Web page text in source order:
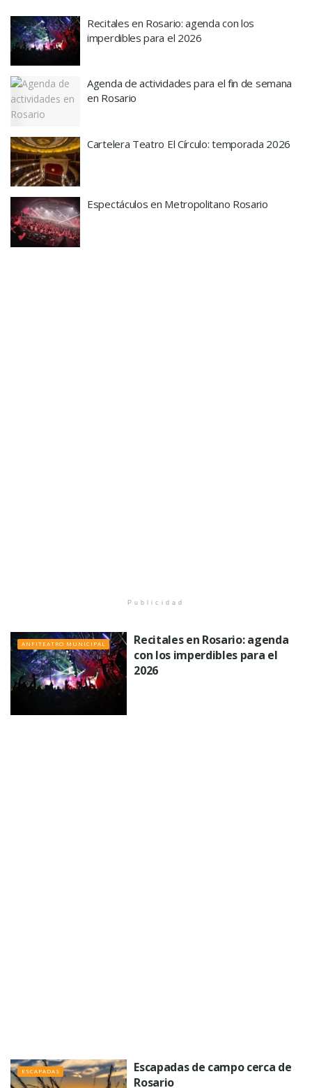
Recitales en Rosario: agenda con los
imperdibles para el 2026
Agenda de actividades para el fin de semana
en Rosario
Cartelera Teatro El Círculo: temporada 2026
Espectáculos en Metropolitano Rosario
Publicidad
ANFITEATRO MUNICIPAL
Recitales en Rosario: agenda
con los imperdibles para el
2026
ESCAPADAS
Escapadas de campo cerca de
Rosario